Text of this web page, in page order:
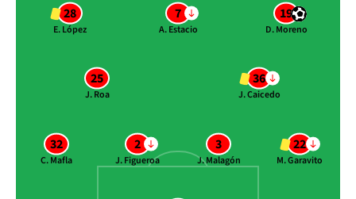
22
M. Garavito
3
J. Malagón
2
J. Figueroa
32
C. Mafla
36
J. Caicedo
25
J. Roa
19
D. Moreno
7
A. Estacio
28
E. López